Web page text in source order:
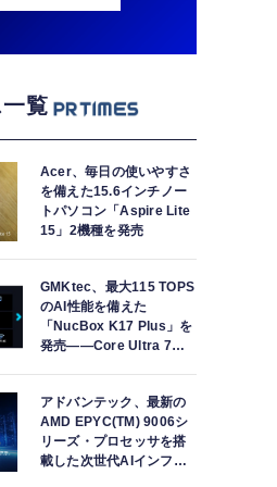
覧
Acer、毎日の使いやすさ
を備えた15.6インチノー
トパソコン「Aspire Lite
15」2機種を発売
GMKtec、最大115 TOPS
のAI性能を備えた
「NucBox K17 Plus」を
発売――Core Ultra 7
アドバンテック、最新の
AMD EPYC(TM) 9006シ
リーズ・プロセッサを搭
載した次世代AIインフラ